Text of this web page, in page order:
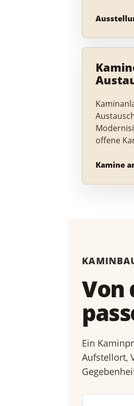
offene
Kamine
Von
Ein
Aufstellort,